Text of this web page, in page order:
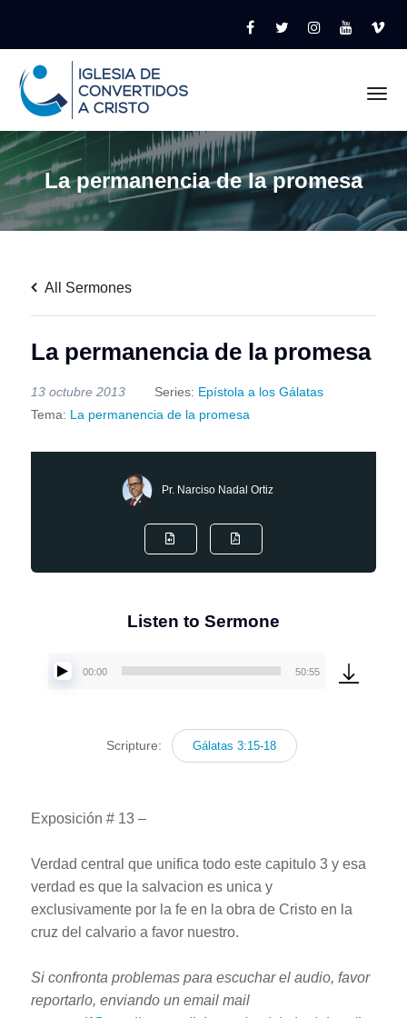
La permanencia de la promesa
All Sermones
La permanencia de la promesa
13 octubre 2013 Series: Epístola a los Gálatas
Tema: La permanencia de la promesa
Pr. Narciso Nadal Ortiz
Listen to Sermone
Reproductor
audio
00:00 50:55
Scripture: Gálatas 3:15-18
Exposición # 13 –
Verdad central que unifica todo este capitulo 3 y esa
verdad es que la salvacion es unica y
exclusivamente por la fe en la obra de Cristo en la
cruz del calvario a favor nuestro.
Si confronta problemas para escuchar el audio, favor
reportarlo, enviando un email mail